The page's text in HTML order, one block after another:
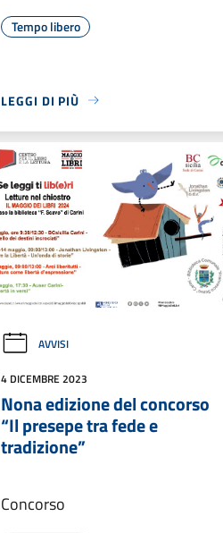
Tempo libero
LEGGI DI PIÙ
AVVISI
4 DICEMBRE 2023
Nona edizione del concorso
“Il presepe tra fede e
tradizione”
Concorso